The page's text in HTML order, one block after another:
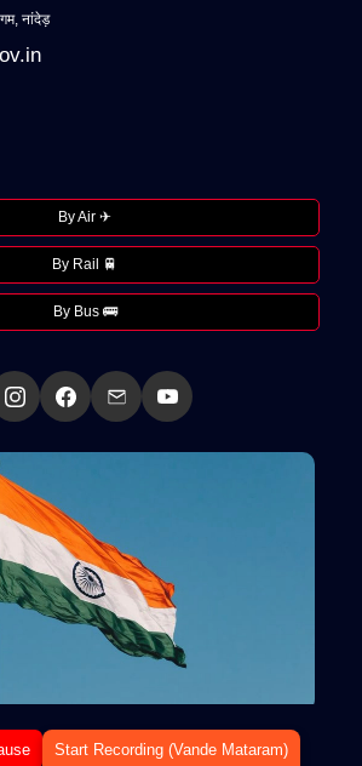
नांदेड़
By Air ✈
By Rail 🚆
By Bus 🚌
Start Recording (Vande Mataram)